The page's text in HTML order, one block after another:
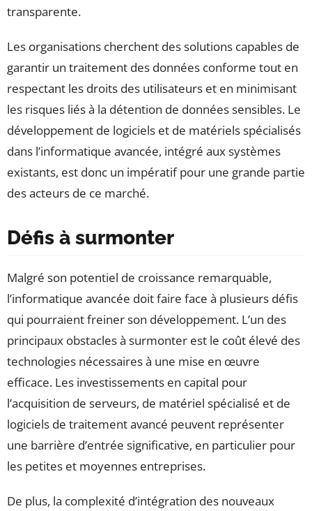
transparente.
Les organisations cherchent des solutions capables de
garantir un traitement des données conforme tout en
respectant les droits des utilisateurs et en minimisant
les risques liés à la détention de données sensibles. Le
développement de logiciels et de matériels spécialisés
dans l’informatique avancée, intégré aux systèmes
existants, est donc un impératif pour une grande partie
des acteurs de ce marché.
Défis à surmonter
Malgré son potentiel de croissance remarquable,
l’informatique avancée doit faire face à plusieurs défis
qui pourraient freiner son développement. L’un des
principaux obstacles à surmonter est le coût élevé des
technologies nécessaires à une mise en œuvre
efficace. Les investissements en capital pour
l’acquisition de serveurs, de matériel spécialisé et de
logiciels de traitement avancé peuvent représenter
une barrière d’entrée significative, en particulier pour
les petites et moyennes entreprises.
De plus, la complexité d’intégration des nouveaux